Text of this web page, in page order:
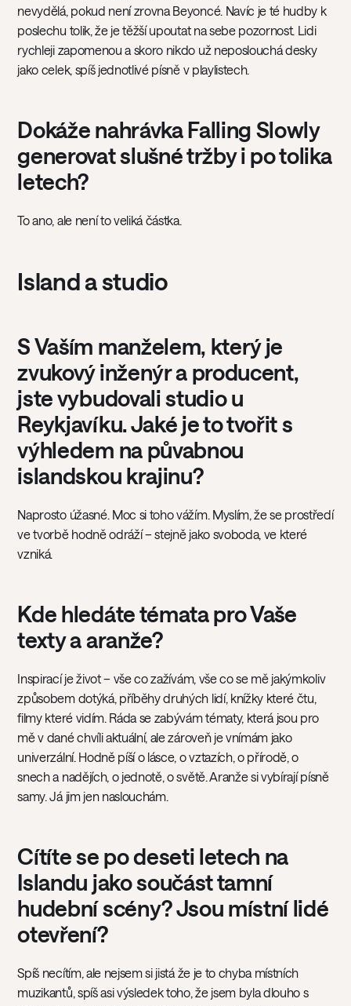
nevydělá, pokud není zrovna Beyoncé. Navíc je té hudby k
poslechu tolik, že je těžší upoutat na sebe pozornost. Lidi
rychleji zapomenou a skoro nikdo už neposlouchá desky
jako celek, spíš jednotlivé písně v playlistech.
Dokáže nahrávka Falling Slowly
generovat slušné tržby i po tolika
letech?
To ano, ale není to veliká částka.
Island a studio
S Vaším manželem, který je
zvukový inženýr a producent,
jste vybudovali studio u
Reykjavíku. Jaké je to tvořit s
výhledem na půvabnou
islandskou krajinu?
Naprosto úžasné. Moc si toho vážím. Myslím, že se prostředí
ve tvorbě hodně odráží – stejně jako svoboda, ve které
vzniká.
Kde hledáte témata pro Vaše
texty a aranže?
Inspirací je život – vše co zažívám, vše co se mě jakýmkoliv
způsobem dotýká, příběhy druhých lidí, knížky které čtu,
filmy které vidím. Ráda se zabývám tématy, která jsou pro
mě v dané chvíli aktuální, ale zároveň je vnímám jako
univerzální. Hodně píší o lásce, o vztazích, o přírodě, o
snech a nadějích, o jednotě, o světě. Aranže si vybírají písně
samy. Já jim jen naslouchám.
Cítíte se po deseti letech na
Islandu jako součást tamní
hudební scény? Jsou místní lidé
otevření?
Spíš necítím, ale nejsem si jistá že je to chyba místních
muzikantů, spíš asi výsledek toho, že jsem byla dlouho s